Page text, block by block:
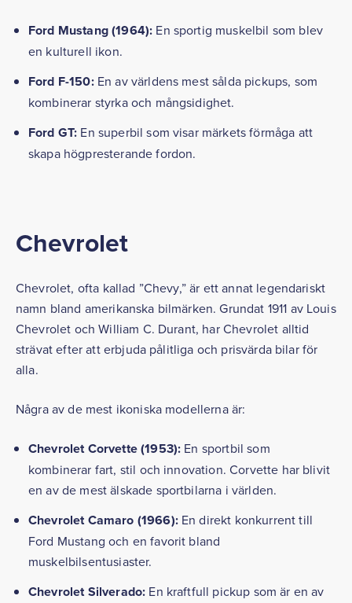
Ford Mustang (1964): En sportig muskelbil som blev
en kulturell ikon.
Ford F-150:En av världens mest sålda pickups, som
kombinerar styrka och mångsidighet.
Ford GT: En superbil som visar märkets förmåga att
skapa högpresterande fordon.
Chevrolet
Chevrolet, ofta kallad ”Chevy,” är ett annat legendariskt
namn bland amerikanska bilmärken. Grundat 1911 av Louis
Chevrolet och William C. Durant, har Chevrolet alltid
strävat efter att erbjuda pålitliga och prisvärda bilar för
alla.
Några av de mest ikoniska modellerna är:
Chevrolet Corvette (1953): En sportbil som
kombinerar fart, stil och innovation. Corvette har blivit
en av de mest älskade sportbilarna i världen.
Chevrolet Camaro (1966):En direkt konkurrent till
Ford Mustang och en favorit bland
muskelbilsentusiaster.
Chevrolet Silverado: En kraftfull pickup som är en av